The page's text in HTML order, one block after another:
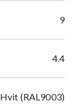
9
4.4
Hvit (RAL9003)